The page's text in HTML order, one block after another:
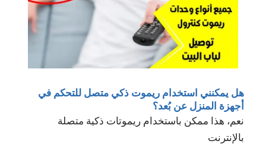
هل يمكنني استخدام ريموت ذكي متصل للتحكم في
أجهزة المنزل عن بُعد؟
نعم، هذا ممكن باستخدام ريموتات ذكية متصلة
بالإنترنت